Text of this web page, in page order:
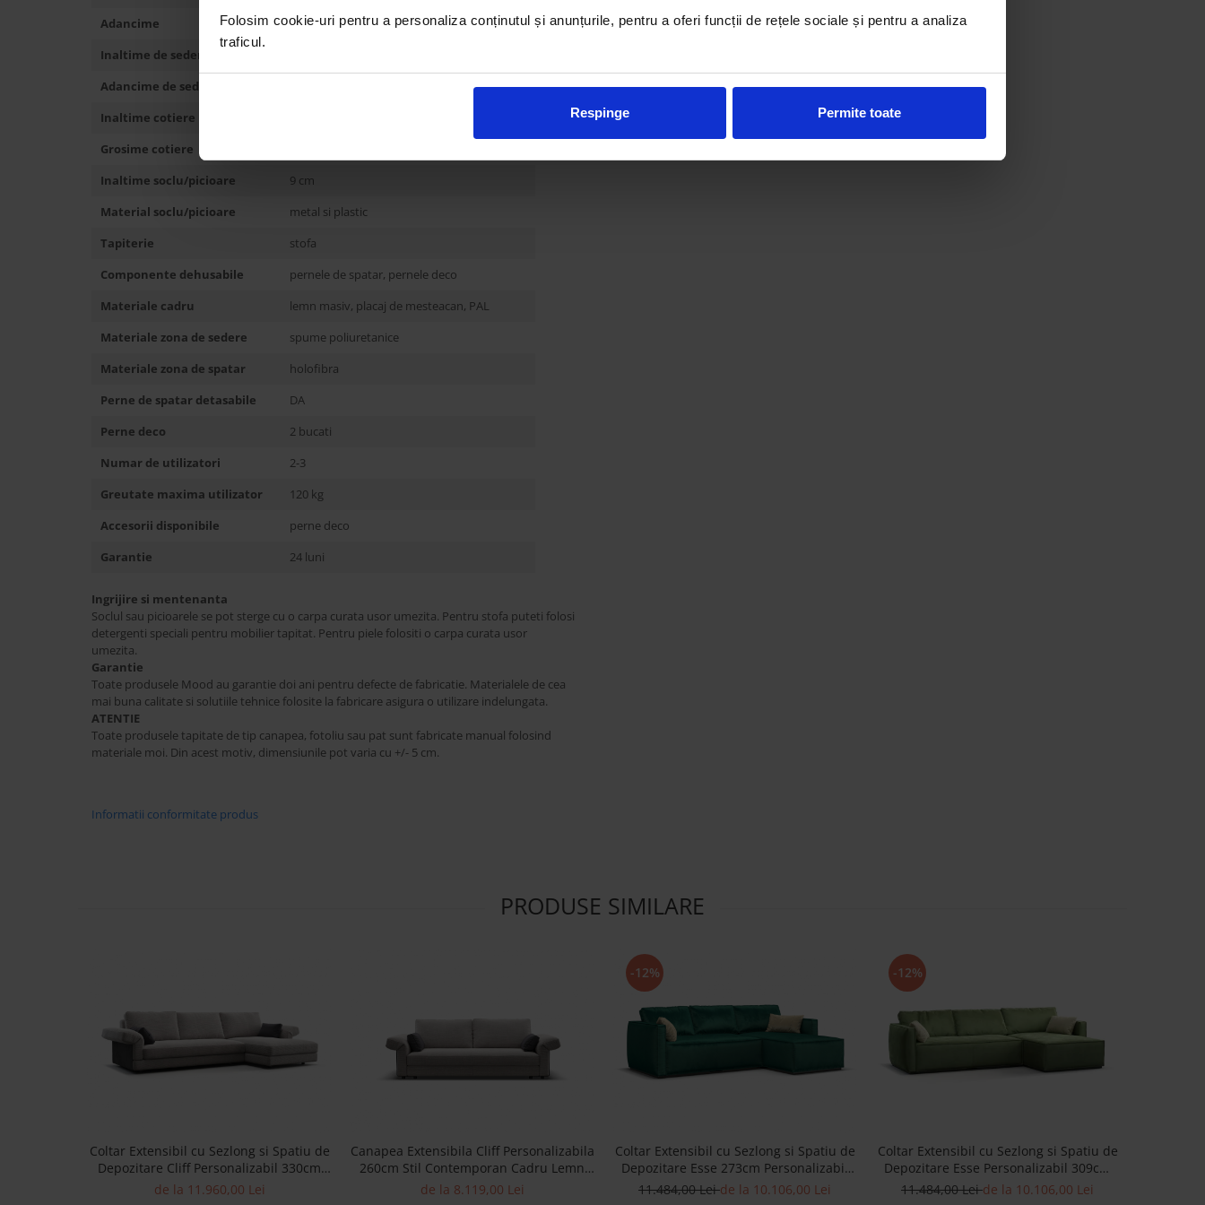
Folosim cookie-uri pentru a personaliza conținutul și anunțurile, pentru a oferi funcții de rețele sociale și pentru a analiza
traficul.
Respinge Permite toate
Adancime
120 cm
Inaltime de sedere
Adancime de sedere
Inaltime cotiere
Grosime cotiere
Inaltime soclu/picioare
9 cm
Material soclu/picioare
metal si plastic
Tapiterie
stofa
Componente dehusabile
pernele de spatar, pernele deco
Materiale cadru
lemn masiv, placaj de mesteacan, PAL
Materiale zona de sedere
spume poliuretanice
Materiale zona de spatar
holofibra
Perne de spatar detasabile
DA
Perne deco
2 bucati
Numar de utilizatori
2-3
Greutate maxima utilizator
120 kg
Accesorii disponibile
perne deco
Garantie
24 luni
Ingrijire si mentenanta
Soclul sau picioarele se pot sterge cu o carpa curata usor umezita. Pentru stofa puteti folosi
detergenti speciali pentru mobilier tapitat. Pentru piele folositi o carpa curata usor
umezita.
Garantie
Toate produsele Mood au garantie doi ani pentru defecte de fabricatie. Materialele de cea
mai buna calitate si solutiile tehnice folosite la fabricare asigura o utilizare indelungata.
ATENTIE
Toate produsele tapitate de tip canapea, fotoliu sau pat sunt fabricate manual folosind
materiale moi. Din acest motiv, dimensiunile pot varia cu +/- 5 cm.
Informatii conformitate produs
PRODUSE SIMILARE
Coltar Extensibil cu Sezlong si Spatiu de
Depozitare Cliff Personalizabil 330cm
Stil Contemporan Cadru Lemn Masiv
de la 11.960,00 Lei
Canapea Extensibila Cliff Personalizabila
260cm Stil Contemporan Cadru Lemn
Masiv Tapiterie Stofa
de la 8.119,00 Lei
-12%
Coltar Extensibil cu Sezlong si Spatiu de
Depozitare Esse 273cm Personalizabil
Stil Contemporan Cadru Lemn Masiv
11.484,00 Leide la 10.106,00 Lei
-12%
Coltar Extensibil cu Sezlong si Spatiu de
Depozitare Esse Personalizabil 309cm
Stil Contemporan Cadru Lemn Masiv
11.484,00 Leide la 10.106,00 Lei